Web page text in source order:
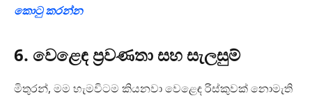
කොටු කරන්න
6. වෙළෙඳ ප්‍රවණතා සහ සැලසුම්
මිතුරන්, මම හැමවිටම කියනවා වෙළෙඳ රිස්කුවක් නොමැති